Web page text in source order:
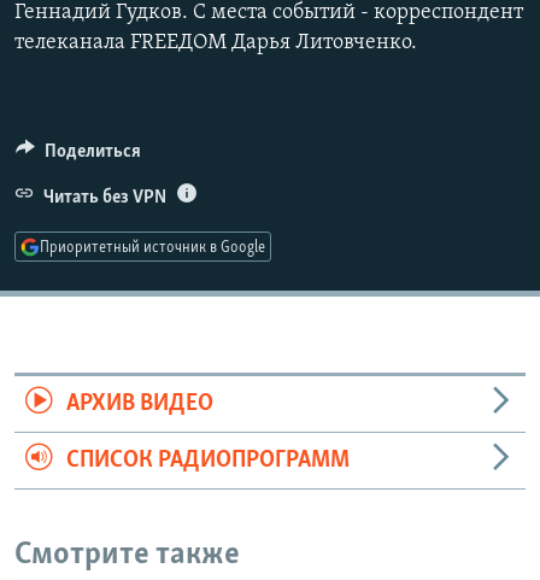
Геннадий Гудков. С места событий - корреспондент
телеканала FREEДOM Дарья Литовченко.
Поделиться
Читать без VPN
Приоритетный источник в Google
АРХИВ ВИДЕО
СПИСОК РАДИОПРОГРАММ
Смотрите также